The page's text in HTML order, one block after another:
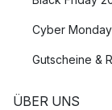
Cyber Monday
Gutscheine &
ÜBER UNS